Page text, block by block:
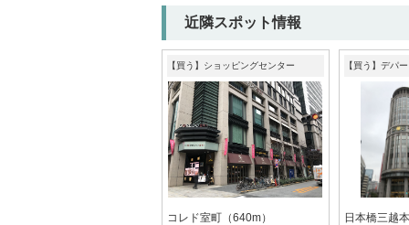
近隣スポット情報
【買う】ショッピングセンター
コレド室町（640m）
【買う】デパ
日本橋三越